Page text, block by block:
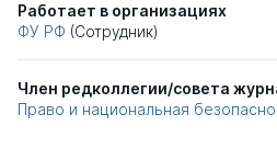
Работает в организациях
ФУ РФ (Сотрудник)
Член редколлегии/совета
Право и национальная